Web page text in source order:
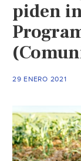
piden
29 ENERO 2021